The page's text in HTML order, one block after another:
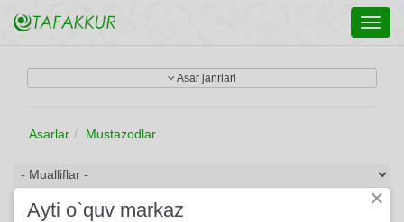
Asar janrlari
Asarlar Mustazodlar
×
Ayti o`quv markaz